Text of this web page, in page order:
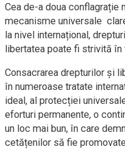
Cea de-a doua conflagrație
mecanisme universale
la nivel internațional,
libertatea poate fi strivită în
Consacrarea drepturilor și
în numeroase tratate
ideal, al protecției
eforturi permanente, o
un loc mai bun, în care
cetățenilor să fie